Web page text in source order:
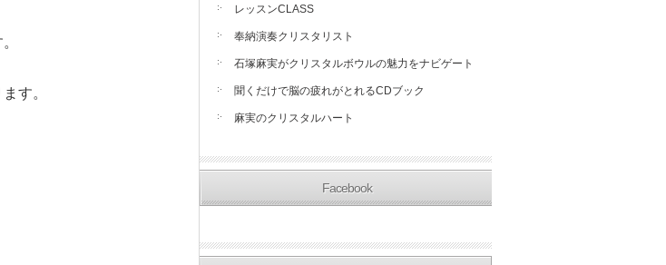
す。
レッスンCLASS
奉納演奏クリスタリスト
石塚麻実がクリスタルボウルの魅力をナビゲート
聞くだけで脳の疲れがとれるCDブック
麻実のクリスタルハート
Facebook